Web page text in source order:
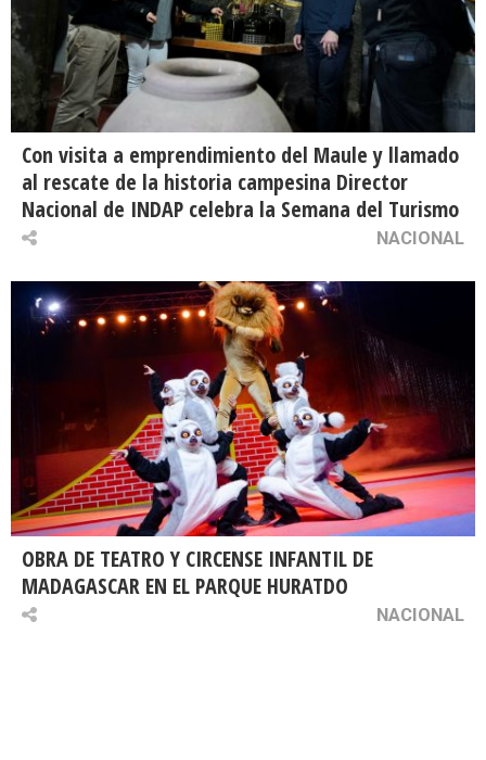
Con visita a emprendimiento del Maule y llamado
al rescate de la historia campesina Director
Nacional de INDAP celebra la Semana del Turismo
NACIONAL
OBRA DE TEATRO Y CIRCENSE INFANTIL DE
MADAGASCAR EN EL PARQUE HURATDO
NACIONAL